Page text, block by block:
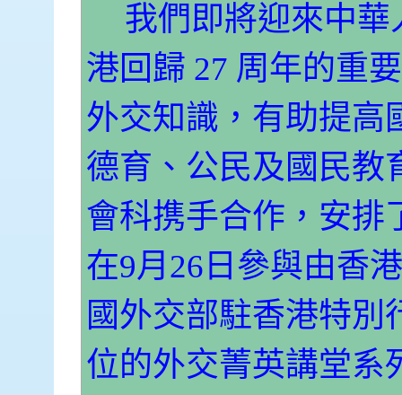
我們即將迎來中
港回歸 27 周年的重
外交知識，有助提高
德育、公民及國民教
會科携手合作，安排
在9月 26 日參與由香
國外交部駐香港特
位的外交菁英講堂